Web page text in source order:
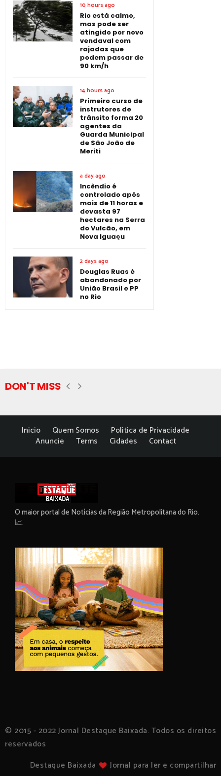
10 hours ago
Rio está calmo,
mas pode ser
atingido por novo
vendaval com
rajadas que
podem passar de
90 km/h
14 hours ago
Primeiro curso de
instrutores de
trânsito forma 20
agentes da
Guarda Municipal
de São João de
Meriti
a day ago
Incêndio é
controlado após
mais de 11 horas e
devasta 97
hectares na Serra
do Vulcão, em
Nova Iguaçu
2 days ago
Douglas Ruas é
abandonado por
União Brasil e PP
no Rio
DON'T MISS
Início Quem Somos
Política de Privacidade
Anuncie
Terms Cidades Contact
O maior portal de Notícias da Região Metropolitana do Rio.
📈.
© 2015 - 2022 Jornal Destaque Baixada. Todos os direitos
reservados
Destaque Baixada
Jornal para ler e compartilhar